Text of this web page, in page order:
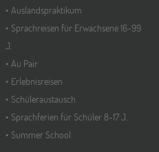
Auslandspraktikum
Sprachreisen für Erwachsene 16-99
J.
Au Pair
Erlebnisreisen
Schüleraustausch
Sprachferien für Schüler 8-17 J.
Summer School